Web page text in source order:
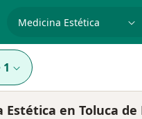
especialidad,
1
en Toluca de